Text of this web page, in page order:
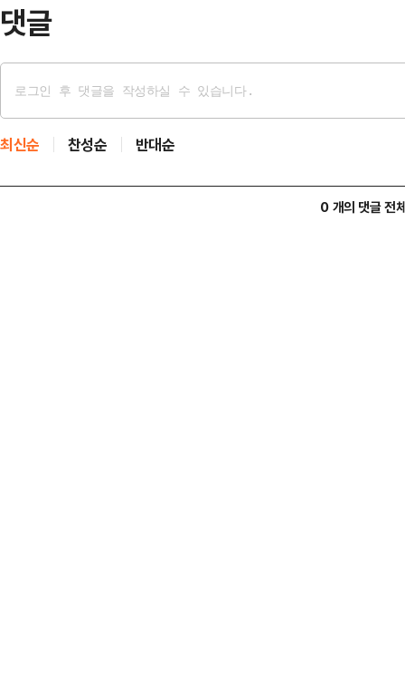
댓글
최신순 찬성순 반대순
0 개의 댓글 전